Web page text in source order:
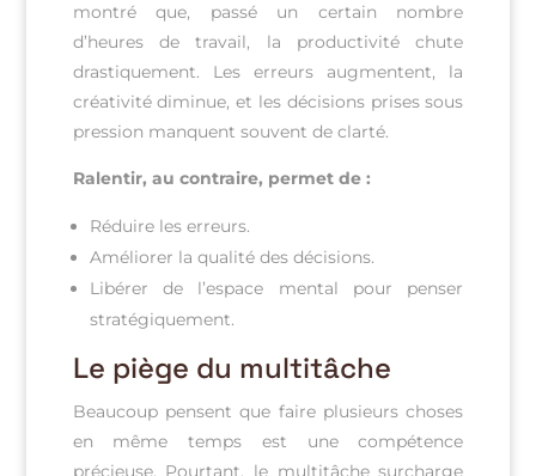
montré que, passé un certain nombre
d’heures de travail, la productivité chute
drastiquement. Les erreurs augmentent, la
créativité diminue, et les décisions prises sous
pression manquent souvent de clarté.
Ralentir, au contraire, permet de :
Réduire les erreurs.
Améliorer la qualité des décisions.
Libérer de l’espace mental pour penser
stratégiquement.
Le piège du multitâche
Beaucoup pensent que faire plusieurs choses
en même temps est une compétence
précieuse. Pourtant, le multitâche surcharge